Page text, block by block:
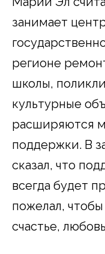
занимает
регионе
школы,
культурные
расширяются
поддержки. В
сказал, что
всегда будет
пожелал,
счастье,